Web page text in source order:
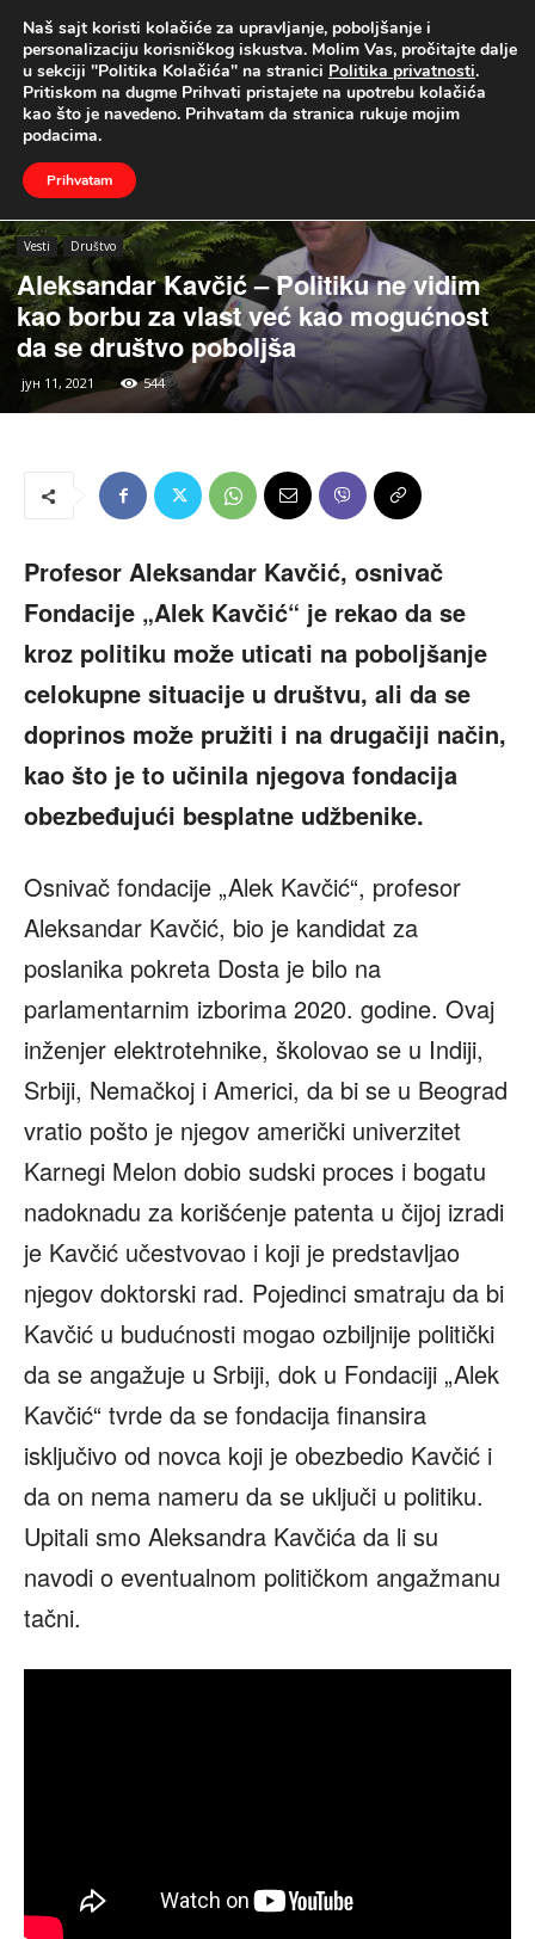
UŽIVO
Naslovna Vesti Društvo
Vesti Društvo
Aleksandar Kavčić – Politiku ne vidim
kao borbu za vlast već kao mogućnost
da se društvo poboljša
јун 11, 2021 544
Profesor Aleksandar Kavčić, osnivač
Fondacije „Alek Kavčić“ je rekao da se
kroz politiku može uticati na poboljšanje
celokupne situacije u društvu, ali da se
doprinos može pružiti i na drugačiji način,
kao što je to učinila njegova fondacija
obezbeđujući besplatne udžbenike.
Osnivač fondacije „Alek Kavčić“, profesor
Aleksandar Kavčić, bio je kandidat za
poslanika pokreta Dosta je bilo na
parlamentarnim izborima 2020. godine. Ovaj
inženjer elektrotehnike, školovao se u Indiji,
Srbiji, Nemačkoj i Americi, da bi se u Beograd
vratio pošto je njegov američki univerzitet
Karnegi Melon dobio sudski proces i bogatu
nadoknadu za korišćenje patenta u čijoj izradi
je Kavčić učestvovao i koji je predstavljao
njegov doktorski rad. Pojedinci smatraju da bi
Kavčić u budućnosti mogao ozbiljnije politički
da se angažuje u Srbiji, dok u Fondaciji „Alek
Kavčić“ tvrde da se fondacija finansira
isključivo od novca koji je obezbedio Kavčić i
da on nema nameru da se uključi u politiku.
Upitali smo Aleksandra Kavčića da li su
navodi o eventualnom političkom angažmanu
tačni.
Naš sajt koristi kolačiće za upravljanje, poboljšanje i
personalizaciju korisničkog iskustva. Molim Vas, pročitajte dalje
u sekciji "Politika Kolačića" na stranici Politika privatnosti.
Pritiskom na dugme Prihvati pristajete na upotrebu kolačića
kao što je navedeno. Prihvatam da stranica rukuje mojim
podacima.
Prihvatam